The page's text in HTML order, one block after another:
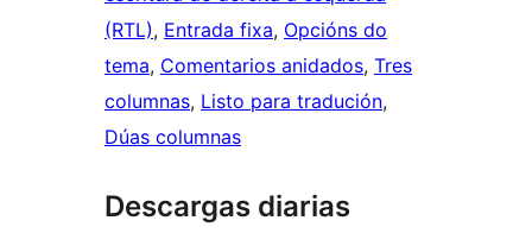
(RTL), Entrada fixa, Opcións do
tema, Comentarios anidados, Tres
columnas, Listo para tradución
Dúas columnas
Descargas diarias